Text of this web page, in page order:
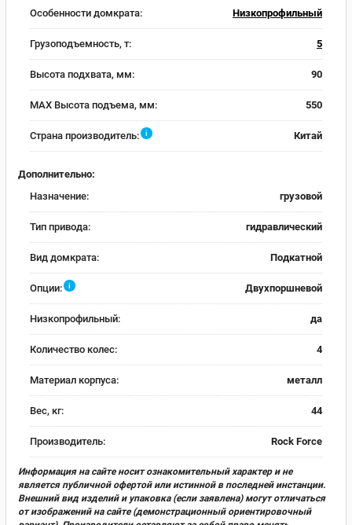
Особенности домкрата:
Низкопрофильный
Грузоподъемность, т: 5
Высота подхвата, мм: 90
MAX Высота подъема, мм: 550
Страна производитель: i Китай
Дополнительно:
Назначение:
грузовой
Тип привода: гидравлический
Вид домкрата: Подкатной
Опции: i Двухпоршневой
Низкопрофильный: да
Количество колес: 4
Материал корпуса: металл
Вес, кг: 44
Производитель: Rock Force
Информация на сайте носит ознакомительный характер и не
является публичной офертой или истинной в последней инстанции.
Внешний вид изделий и упаковка (если заявлена) могут отличаться
от изображений на сайте (демонстрационный ориентировочный